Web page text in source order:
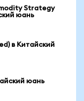
Strategy
юань
в Китайский
юань